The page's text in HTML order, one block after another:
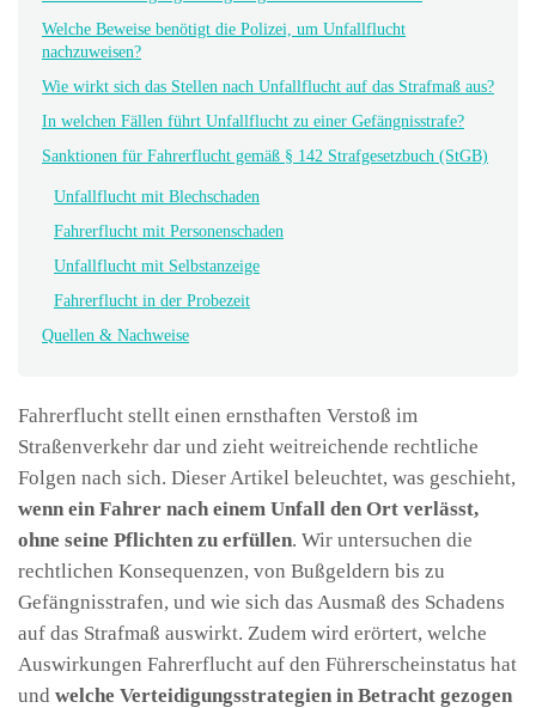
Welche Beweise benötigt die Polizei, um Unfallflucht
nachzuweisen?
Wie wirkt sich das Stellen nach Unfallflucht auf das Strafmaß aus?
In welchen Fällen führt Unfallflucht zu einer Gefängnisstrafe?
Sanktionen für Fahrerflucht gemäß § 142 Strafgesetzbuch (StGB)
Unfallflucht mit Blechschaden
Fahrerflucht mit Personenschaden
Unfallflucht mit Selbstanzeige
Fahrerflucht in der Probezeit
Quellen & Nachweise
Fahrerflucht stellt einen ernsthaften Verstoß im
Straßenverkehr dar und zieht weitreichende rechtliche
Folgen nach sich. Dieser Artikel beleuchtet, was geschieht,
wenn ein Fahrer nach einem Unfall den Ort verlässt,
ohne seine Pflichten zu erfüllen. Wir untersuchen die
rechtlichen Konsequenzen, von Bußgeldern bis zu
Gefängnisstrafen, und wie sich das Ausmaß des Schadens
auf das Strafmaß auswirkt. Zudem wird erörtert, welche
Auswirkungen Fahrerflucht auf den Führerscheinstatus hat
und welche Verteidigungsstrategien in Betracht gezogen